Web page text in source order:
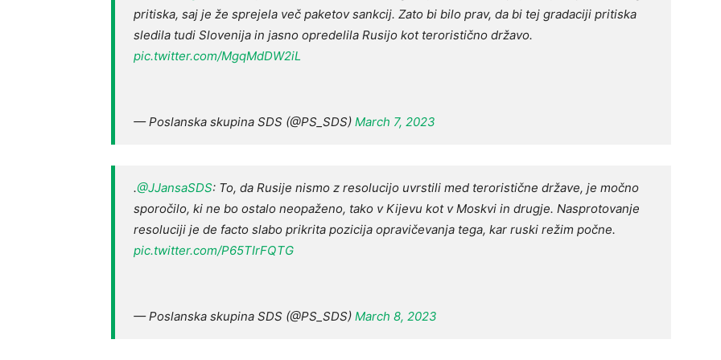
pritiska, saj je že sprejela več paketov sankcij. Zato bi bilo prav, da bi tej gradaciji pritiska
sledila tudi Slovenija in jasno opredelila Rusijo kot teroristično državo.
pic.twitter.com/MgqMdDW2iL
— Poslanska skupina SDS (@PS_SDS) March 7, 2023
.⁦@JJansaSDS⁩: To, da Rusije nismo z resolucijo uvrstili med teroristične države, je močno
sporočilo, ki ne bo ostalo neopaženo, tako v Kijevu kot v Moskvi in drugje. Nasprotovanje
resoluciji je de facto slabo prikrita pozicija opravičevanja tega, kar ruski režim počne.
pic.twitter.com/P65TIrFQTG
— Poslanska skupina SDS (@PS_SDS) March 8, 2023